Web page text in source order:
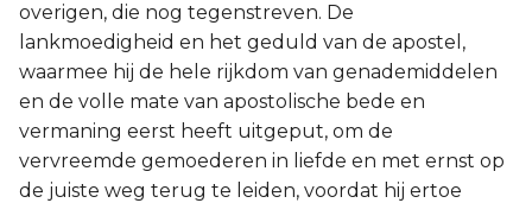
overigen, die nog tegenstreven. De
lankmoedigheid en het geduld van de apostel,
waarmee hij de hele rijkdom van genademiddelen
en de volle mate van apostolische bede en
vermaning eerst heeft uitgeput, om de
vervreemde gemoederen in liefde en met ernst op
de juiste weg terug te leiden, voordat hij ertoe